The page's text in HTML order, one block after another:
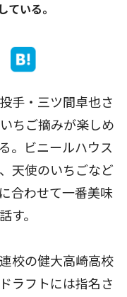
ている。
手・三ツ間卓也さ
ちご摘みが楽しめ
。ビニールハウス
天使のいちごなど
合わせて一番美味
す。
校の健大高崎高校
ラフトには指名さ